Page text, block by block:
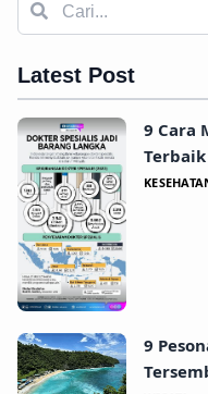
Latest Post
9 Cara
9